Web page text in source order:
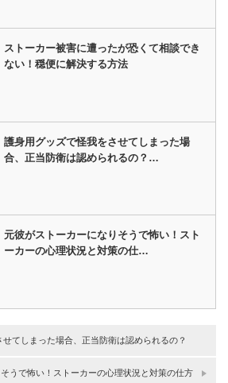
ストーカー被害に遭ったが恐くて相談でき
ない！穏便に解決する方法
護身用グッズで怪我をさせてしまった場
合、正当防衛は認められるの？…
元彼がストーカーになりそうで怖い！スト
ーカーの心理状況と対策の仕…
てしまった場合、正当防衛は認められるの？
うで怖い！ストーカーの心理状況と対策の仕方